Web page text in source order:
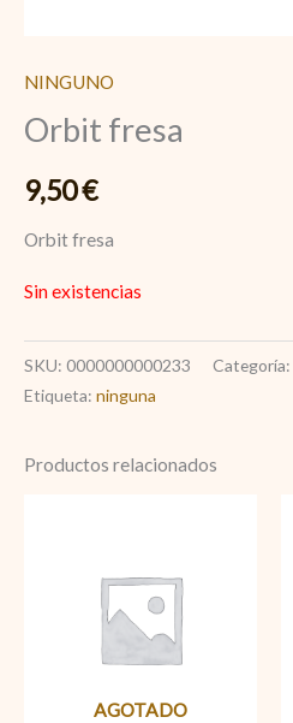
NINGUNO
Orbit fresa
9,50€
Orbit fresa
Sin existencias
SKU: 0000000000233 Categoría:
Etiqueta: ninguna
Productos relacionados
AGOTADO